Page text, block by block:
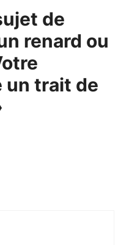
de
renard ou
un trait de